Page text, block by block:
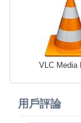
VLC Media
用戶評論